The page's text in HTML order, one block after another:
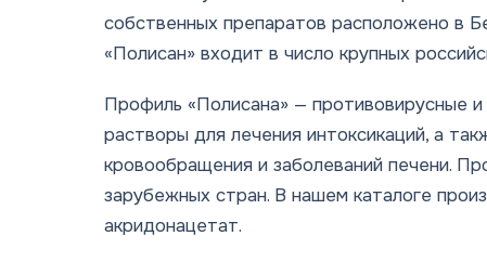
собственных препаратов расположено в
«Полисан» входит в число крупных
Профиль «Полисана» — противовирусные
растворы для лечения интоксикаций, а
кровообращения и заболеваний печени.
зарубежных стран. В нашем каталоге
акридонацетат.